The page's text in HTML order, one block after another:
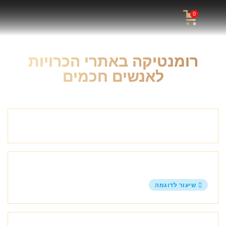
0
רומנטיקה באתרי הכרויות
לאנשים חכמים
שיעור לדוגמה